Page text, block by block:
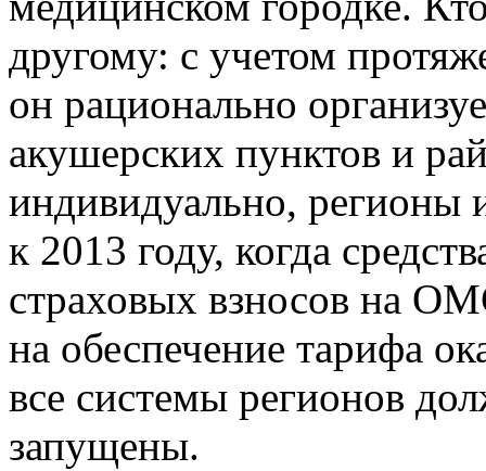
другому: с учетом
он рационально
акушерских пунктов и
индивидуально, регионы
к 2013 году, когда
страховых взносов на
на обеспечение тарифа
все системы регионов
запущены.